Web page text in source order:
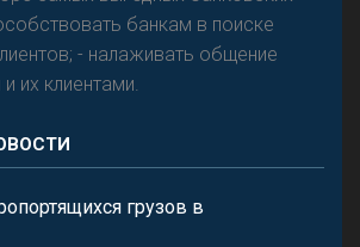
банкам в поиске
- налаживать общение
их клиентами.
грузов в